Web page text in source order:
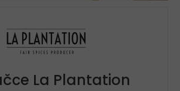
La Plantation